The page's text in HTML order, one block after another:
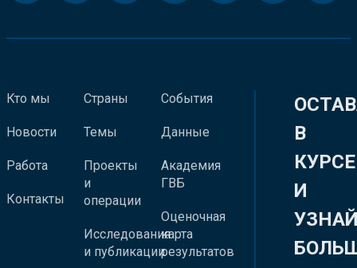
Кто мы
Новости
Работа
Контакты
Страны
Темы
Проекты
и
операции
Исследования
и публикации
События
Данные
Академия
ГВБ
Оценочная
карта
результатов
В
КУРСЕ
И